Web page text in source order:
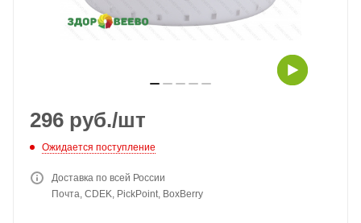
296 руб./шт
Ожидается поступление
Доставка по всей России
Почта, CDEK, PickPoint, BoxBerry